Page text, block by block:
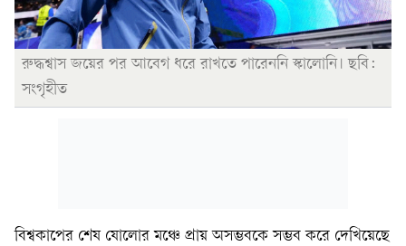
রুদ্ধশ্বাস জয়ের পর আবেগ ধরে রাখতে পারেননি স্কালোনি। ছবি:
সংগৃহীত
বিশ্বকাপের শেষ ষোলোর মঞ্চে প্রায় অসম্ভবকে সম্ভব করে দেখিয়েছে